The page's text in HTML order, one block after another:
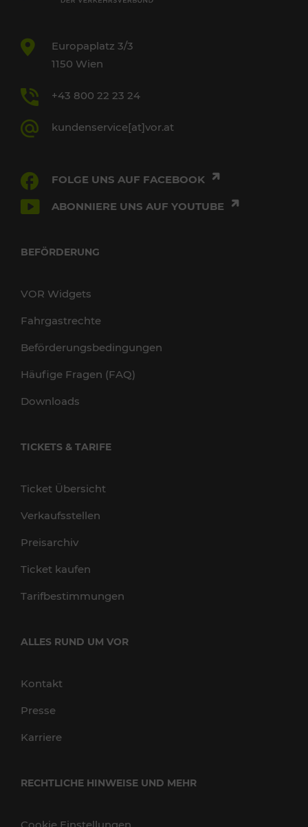
Europaplatz 3/3
1150 Wien
+43 800 22 23 24
kundenservice[at]vor.at
FOLGE UNS AUF FACEBOOK
ABONNIERE UNS AUF YOUTUBE
BEFÖRDERUNG
VOR Widgets
Fahrgastrechte
Beförderungsbedingungen
Häufige Fragen (FAQ)
Downloads
TICKETS & TARIFE
Ticket Übersicht
Verkaufsstellen
Preisarchiv
Ticket kaufen
Tarifbestimmungen
ALLES RUND UM VOR
Kontakt
Presse
Karriere
RECHTLICHE HINWEISE UND MEHR